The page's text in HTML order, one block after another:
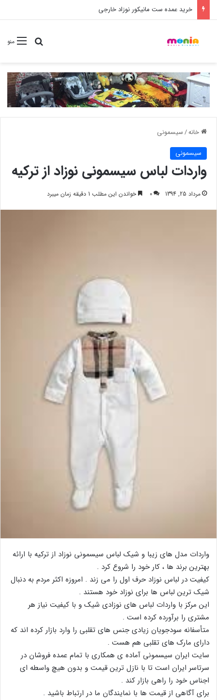
خرید شامپو سر و بدن 500 میل کودک موستلا
منوجستجو
خانه/سیسمونی
سیسمونی
واردات لباس سیسمونی نوزاد از ترکیه
مرداد 25, 1394 0 خواندن این مطلب 1 دقیقه زمان میبرد
واردات مدل های زیبا و شیک لباس سیسمونی نوزاد از ترکیه با ارائه
بهترین برند ها ، کار خود را شروع کرد .
کیفیت در لباس نوزاد حرف اول را می زند . امروزه اکثر مردم به دنبال
شیک ترین لباس ها برای نوزاد خود هستند .
این مرکز با واردات لباس های نوزادی شیک و با کیفیت نیاز هر
مشتری را برآورده کرده است .
متأسفانه سودجویان زیادی جنس های تقلبی را وارد بازار کرده اند که
دارای مارک های تقلبی هم هست .
سایت ایران سیسمونی آماده ی همکاری با تمام عمده فروشان در
سرتاسر ایران است تا با نازل ترین قیمت و بدون هیچ واسطه ای
اجناس خود را راهی بازار کند .
برای آگاهی از قیمت ها با نمایندگان ما در ارتباط باشید .